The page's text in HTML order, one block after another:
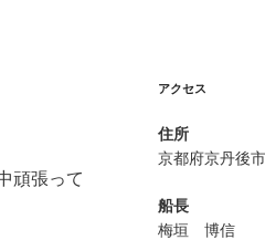
頑張って
アクセス
住所
京都府京丹後
船長
梅垣 博信